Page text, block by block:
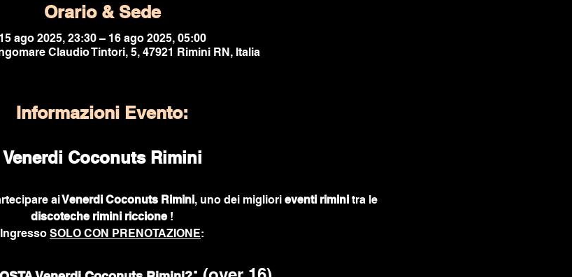
Orario & Sede
15 ago 2025, 23:30 – 16 ago 2025, 05:00
Claudio Tintori, 5, 47921 Rimini RN, Italia
Informazioni Evento:
Venerdi Coconuts Rimini
ai Venerdi Coconuts Rimini, uno dei migliori eventi rimini tra le
discoteche rimini riccione !
Ingresso SOLO CON PRENOTAZIONE: